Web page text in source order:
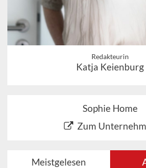
Redakteurin
Katja Keienburg
Sophie Home
Zum
Meistgelesen